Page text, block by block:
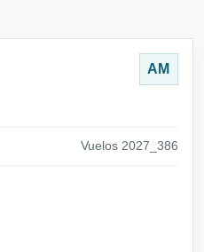
AM
Vuelos 2027_386